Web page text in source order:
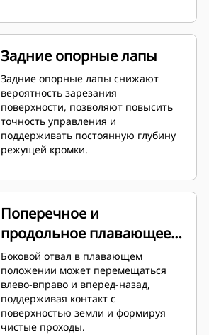
Задние опорные лапы
Задние опорные лапы снижают
вероятность зарезания
поверхности, позволяют повысить
точность управления и
поддерживать постоянную глубину
режущей кромки.
Поперечное и
продольное плавающее
положение
Боковой отвал в плавающем
положении может перемещаться
влево-вправо и вперед-назад,
поддерживая контакт с
поверхностью земли и формируя
чистые проходы.